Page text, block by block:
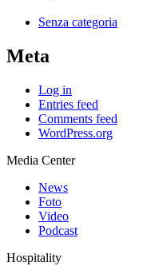
Senza categoria
Meta
Log in
Entries feed
Comments feed
WordPress.org
Media Center
News
Foto
Video
Podcast
Hospitality